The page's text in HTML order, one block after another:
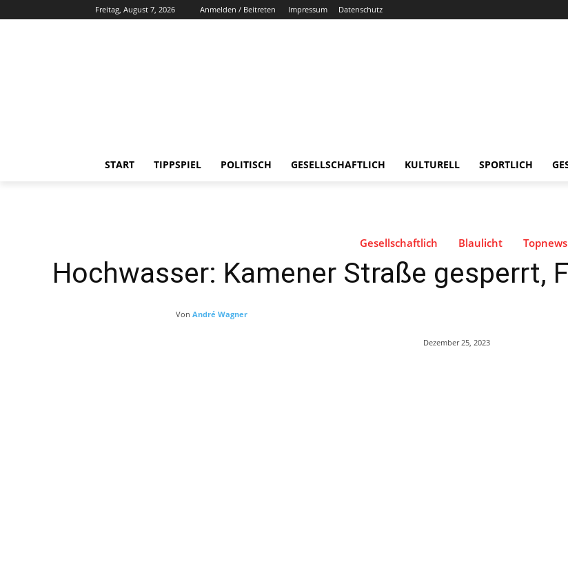
Freitag, August 7, 2026 Anmelden / Beitreten Impressum Datenschutz
START TIPPSPIEL POLITISCH GESELLSCHAFTLICH KULTURELL SPORTLICH
Gesellschaftlich Blaulicht Topnews
Hochwasser: Kamener Straße gesperrt,
Von André Wagner
Dezember 25, 2023